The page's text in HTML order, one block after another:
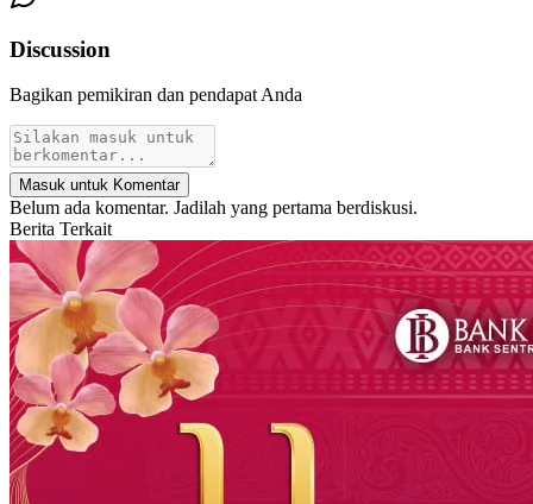
Discussion
Bagikan pemikiran dan pendapat Anda
Masuk untuk Komentar
Belum ada komentar. Jadilah yang pertama berdiskusi.
Berita Terkait